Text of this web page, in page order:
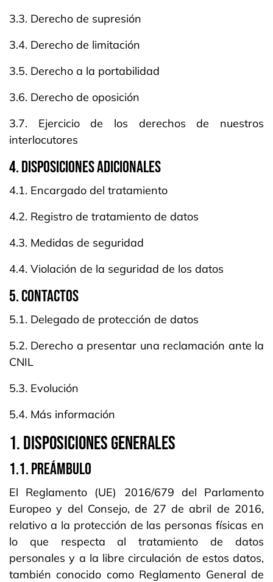
3.3. Derecho de supresión
3.4. Derecho de limitación
3.5. Derecho a la portabilidad
3.6. Derecho de oposición
3.7. Ejercicio de los derechos de nuestros
interlocutores
4. DISPOSICIONES ADICIONALES
4.1. Encargado del tratamiento
4.2. Registro de tratamiento de datos
4.3. Medidas de seguridad
4.4. Violación de la seguridad de los datos
5. CONTACTOS
5.1. Delegado de protección de datos
5.2. Derecho a presentar una reclamación ante la
CNIL
5.3. Evolución
5.4. Más información
1. DISPOSICIONES GENERALES
1.1. PREÁMBULO
El Reglamento (UE) 2016/679 del Parlamento
Europeo y del Consejo, de 27 de abril de 2016,
relativo a la protección de las personas físicas en
lo que respecta al tratamiento de datos
personales y a la libre circulación de estos datos,
también conocido como Reglamento General de